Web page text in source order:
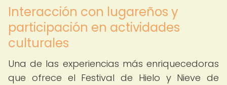
Interacción con lugareños y
participación en actividades
culturales
Una de las experiencias más enriquecedoras
que ofrece el Festival de Hielo y Nieve de